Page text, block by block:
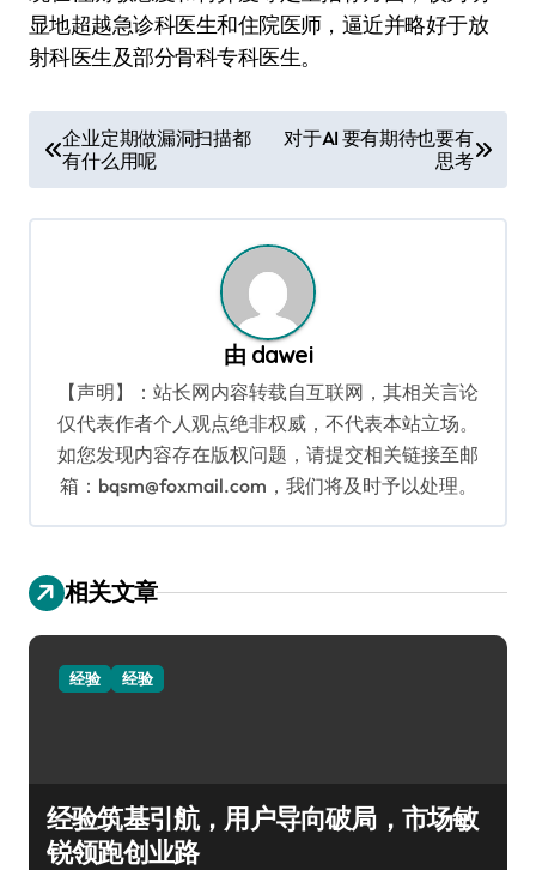
显地超越急诊科医生和住院医师，逼近并略好于放
射科医生及部分骨科专科医生。
章
导
企业定期做漏洞扫描都
有什么用呢
对于AI 要有期待也要有
思考
由 dawei
【声明】：站长网内容转载自互联网，其相关言论
仅代表作者个人观点绝非权威，不代表本站立场。
如您发现内容存在版权问题，请提交相关链接至邮
箱：bqsm@foxmail.com，我们将及时予以处理。
相关文章
经验 经验
经验筑基引航，用户导向破局，市场敏
锐领跑创业路